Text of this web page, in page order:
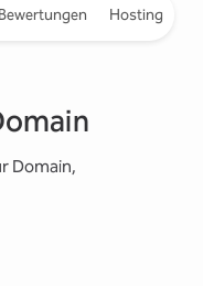
Bewertungen Hosting
Domain,